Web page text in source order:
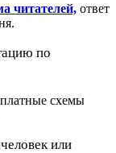
читателей, ответ
по
схемы
или